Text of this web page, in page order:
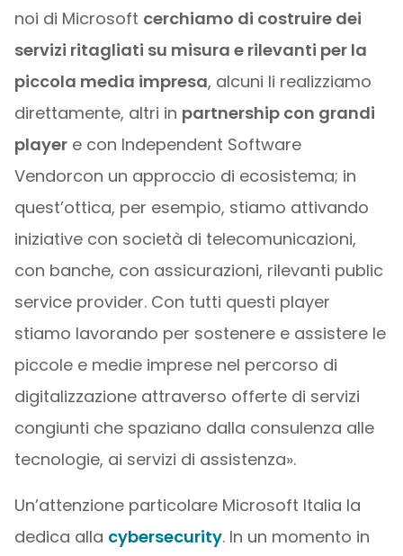
noi di Microsoft cerchiamo di costruire dei
servizi ritagliati su misura e rilevanti per la
piccola media impresa, alcuni li realizziamo
direttamente, altri in partnership con grandi
playere con Independent Software
Vendorcon un approccio di ecosistema; in
quest’ottica, per esempio, stiamo attivando
iniziative con società di telecomunicazioni,
con banche, con assicurazioni, rilevanti public
service provider. Con tutti questi player
stiamo lavorando per sostenere e assistere le
piccole e medie imprese nel percorso di
digitalizzazione attraverso offerte di servizi
congiunti che spaziano dalla consulenza alle
tecnologie, ai servizi di assistenza».
Un’attenzione particolare Microsoft Italia la
dedica alla cybersecurity. In un momento in